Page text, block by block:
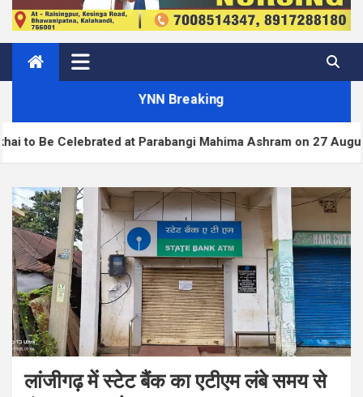
YNN Breaking
at Parabangi Mahima Ashram on 27 August
लांजीगढ़ में स्टेट बैंक का एटीएम लंबे समय से